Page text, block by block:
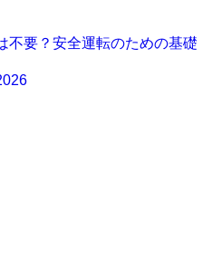
不要？安全運転のための基礎